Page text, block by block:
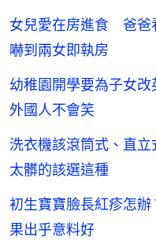
女兒愛在房進食 爸爸
嚇到兩女即執房
幼稚園開學要為子女
外國人不會笑
洗衣機該滾筒式、直
太髒的該選這種
初生寶寶臉長紅疹怎
果出乎意料好